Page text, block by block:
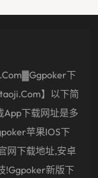
下
】以下简
下载网址是多
苹果IOS下
网下载地址,安卓
!ggpoker新版下